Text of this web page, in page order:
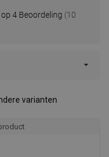
4 Beoordeling (10
varianten